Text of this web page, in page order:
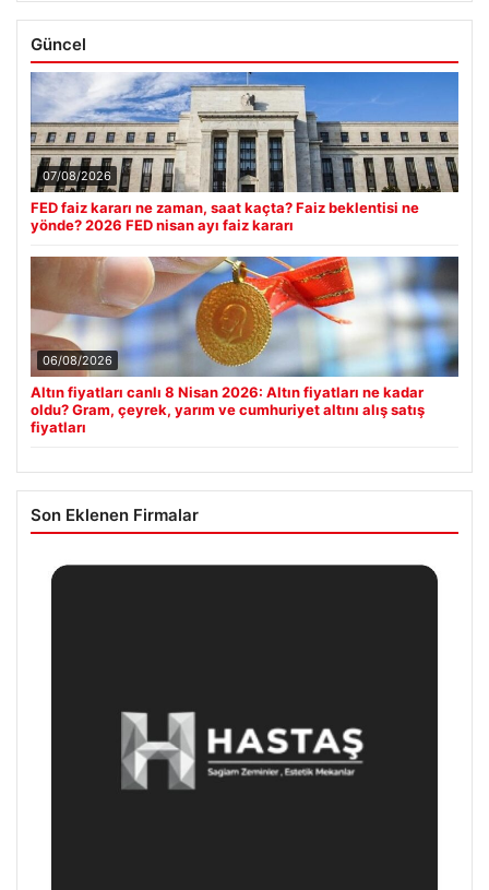
Güncel
07/08/2026
FED faiz kararı ne zaman, saat kaçta? Faiz beklentisi ne
yönde? 2026 FED nisan ayı faiz kararı
06/08/2026
Altın fiyatları canlı 8 Nisan 2026: Altın fiyatları ne kadar
oldu? Gram, çeyrek, yarım ve cumhuriyet altını alış satış
fiyatları
Son Eklenen Firmalar